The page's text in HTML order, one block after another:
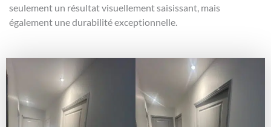
seulement un résultat visuellement saisissant, mais
également une durabilité exceptionnelle.